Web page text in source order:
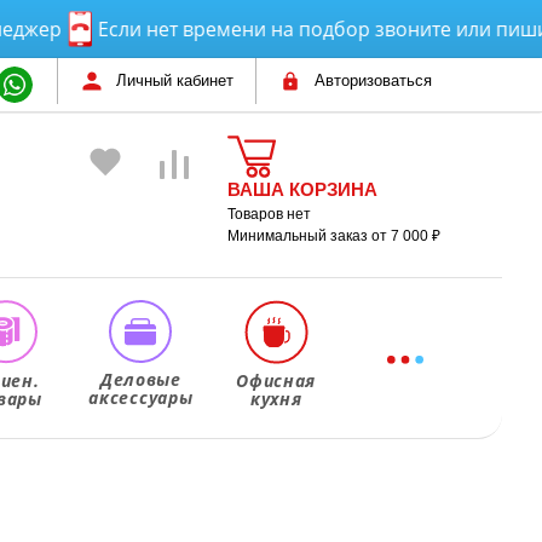
Если нет времени на подбор звоните или пишите!
Личный кабинет Авторизоваться
ВАША КОРЗИНА
Товаров нет
Минимальный заказ от 7 000 ₽
Деловые
аксессуары
Офисная
кухня